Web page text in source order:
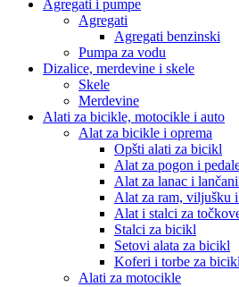
Agregati i pumpe
Agregati
Agregati benzinski
Pumpa za vodu
Dizalice, merdevine i skele
Skele
Merdevine
Alati za bicikle, motocikle i auto
Alat za bicikle i oprema
Opšti alati za bicikl
Alat za pogon i
Alat za lanac i
Alat za ram, viljušku
Alat i stalci za
Stalci za bicikl
Setovi alata za bicikl
Koferi i torbe za bicikl
Alati za motocikle